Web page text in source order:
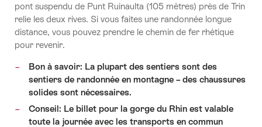
pont suspendu de Punt Ruinaulta (105 mètres) près de Trin
relie les deux rives. Si vous faites une randonnée longue
distance, vous pouvez prendre le chemin de fer rhétique
pour revenir.
Bon à savoir: La plupart des sentiers sont des
sentiers de randonnée en montagne – des chaussures
solides sont nécessaires.
Conseil: Le billet pour la gorge du Rhin est valable
toute la journée avec les transports en commun